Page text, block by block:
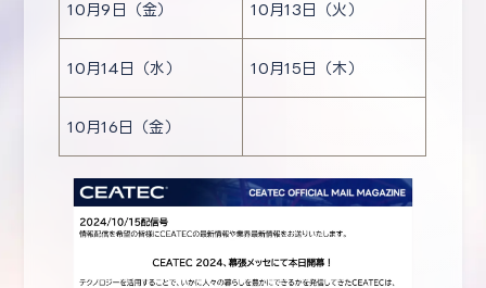
10月9日（金） 10月13日（火）
10月14日（水） 10月15日（木）
10月16日（金）